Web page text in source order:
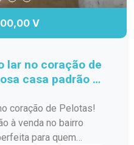
V
lar no coração de
casa padrão à
é a
para quem
Com
você
coração de Pelotas!
à venda no bairro
para quem